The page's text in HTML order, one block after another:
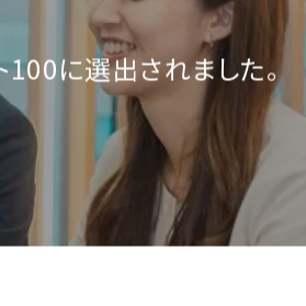
に選出されました。